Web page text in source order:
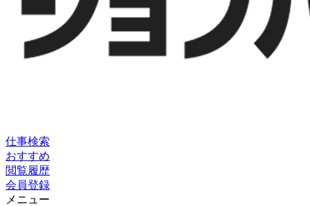
仕事検索
おすすめ
閲覧履歴
会員登録
メニュー